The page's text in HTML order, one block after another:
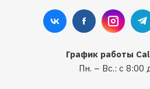
График работы
Пн. – Вс.: с 8:00